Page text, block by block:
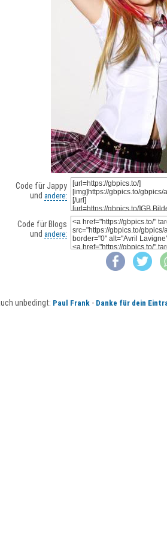
Code für Jappy
und andere:
Code für Blogs
und andere:
unbedingt: Paul Frank - Danke für dein